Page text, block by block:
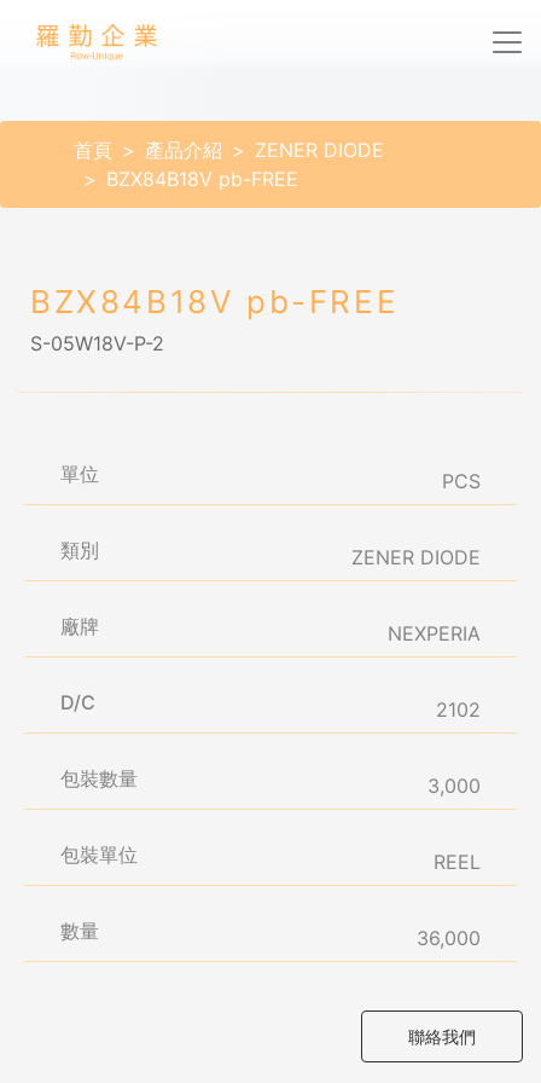
首頁 產品介紹
ZENER DIODE
BZX84B18V pb-FREE
BZX84B18V pb-FREE
S-05W18V-P-2
單位 PCS
類別 ZENER DIODE
廠牌 NEXPERIA
D/C 2102
包裝數量 3,000
包裝單位 REEL
數量 36,000
聯絡我們